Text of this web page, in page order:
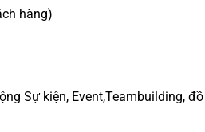
hàng)
Sự kiện, Event,Teambuilding,